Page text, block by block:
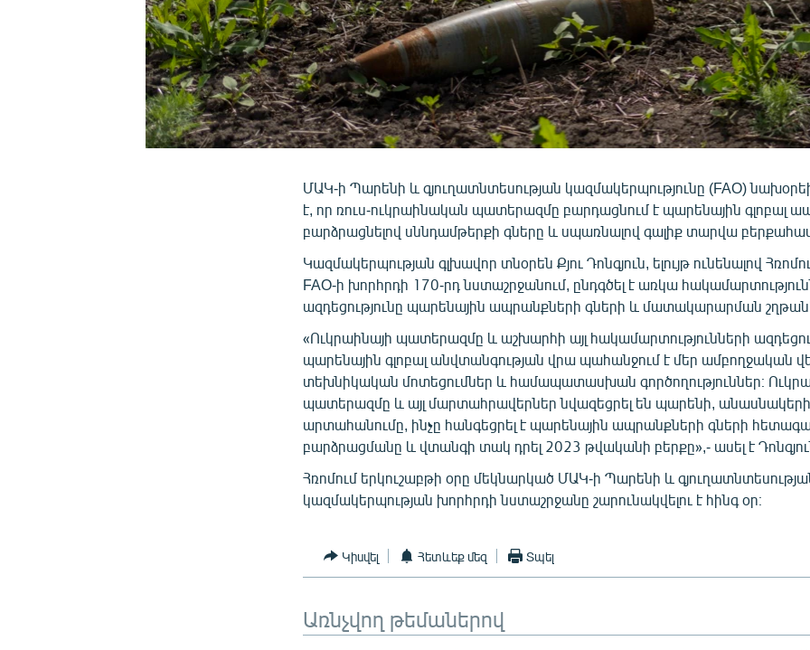
ՄԱԿ-ի Պարենի և գյուղատնտեսության կազմակերպությունը (FAO)
է, որ ռուս-ուկրաինական պատերազմը բարդացնում է պարենային գլոբալ
բարձրացնելով սննդամթերքի գները և սպառնալով գալիք տարվա
Կազմակերպության գլխավոր տնօրեն Քյու Դոնգյուն, ելույթ ունենալով
FAO-ի խորհրդի 170-րդ նստաշրջանում, ընդգծել է առկա
ազդեցությունը պարենային ապրանքների գների և մատակարարման
«Ուկրաինայի պատերազմը և աշխարհի այլ հակամարտությունների
պարենային գլոբալ անվտանգության վրա պահանջում է մեր ամբողջական
տեխնիկական մոտեցումներ և համապատասխան գործողություններ։
պատերազմը և այլ մարտահրավերներ նվազեցրել են պարենի, անասնակերի
արտահանումը, ինչը հանգեցրել է պարենային ապրանքների գների
բարձրացմանը և վտանգի տակ դրել 2023 թվականի բերքը»,- ասել է
Հռոմում երկուշաբթի օրը մեկնարկած ՄԱԿ-ի Պարենի և
կազմակերպության խորհրդի նստաշրջանը շարունակվելու է հինգ օր։
Կիսվել Հետևեք մեզ Տպել
Առնչվող թեմաներով